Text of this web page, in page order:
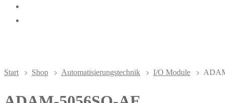
Start Shop Automatisierungstechnik I/O Module